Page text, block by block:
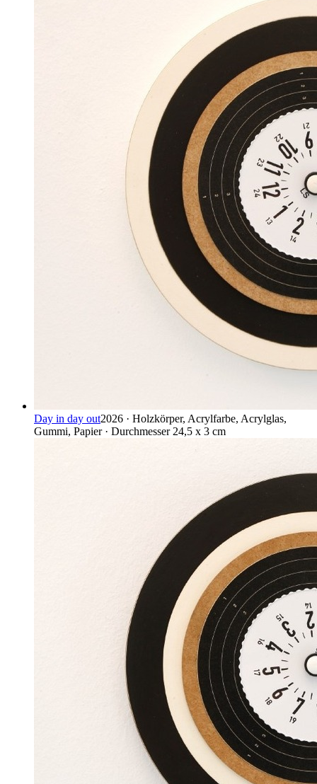
Day in day out2026 · Holzkörper, Acrylfarbe, Acrylglas,
Gummi, Papier · Durchmesser 24,5 x 3 cm